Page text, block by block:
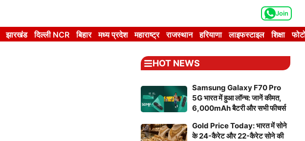
Join
झारखंड दिल्ली NCR बिहार मध्य प्रदेश महाराष्ट्र राजस्थान हरियाणा लाइफस्टाइल शिक्षा
HOT NEWS
Samsung Galaxy F70 Pro
5G भारत में हुआ लॉन्च: जानें कीमत,
6,000mAh बैटरी और सभी फीचर्स
Gold Price Today: भारत में सोने
के 24-कैरेट और 22-कैरेट सोने की